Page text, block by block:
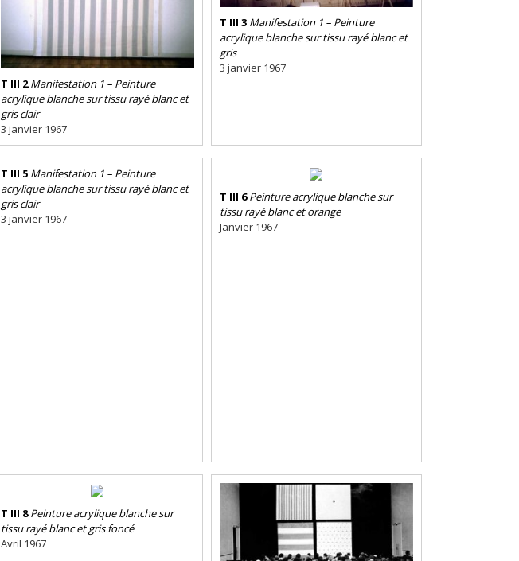
T III 2 Manifestation 1 – Peinture
acrylique blanche sur tissu rayé blanc et
gris clair
3 janvier 1967
T III 3 Manifestation 1 – Peinture
acrylique blanche sur tissu rayé blanc et
gris
3 janvier 1967
T III 5 Manifestation 1 – Peinture
acrylique blanche sur tissu rayé blanc et
gris clair
3 janvier 1967
T III 6 Peinture acrylique blanche sur
tissu rayé blanc et orange
Janvier 1967
T III 8 Peinture acrylique blanche sur
tissu rayé blanc et gris foncé
Avril 1967